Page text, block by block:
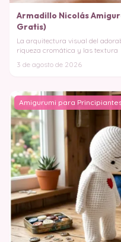
Armadillo Nicolás
Gratis)
La arquitectura visual del
riqueza cromática y las textura
3 de agosto de 2026
Amigurumi para